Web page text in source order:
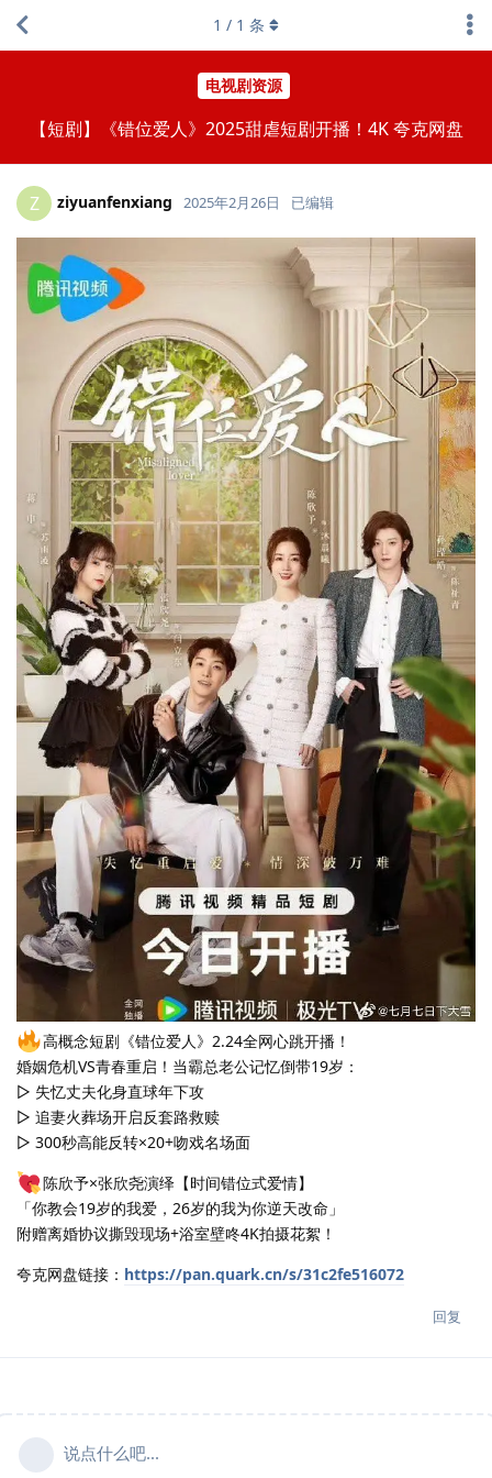
电视剧资源
【短剧】《错位爱人》2025甜虐短剧开播！4K 夸克网盘
1 / 1 条
Z ziyuanfenxiang 2025年2月26日 已编辑
高概念短剧《错位爱人》2.24全网心跳开播！
婚姻危机VS青春重启！当霸总老公记忆倒带19岁：
▷ 失忆丈夫化身直球年下攻
▷ 追妻火葬场开启反套路救赎
▷ 300秒高能反转×20+吻戏名场面
陈欣予×张欣尧演绎【时间错位式爱情】
「你教会19岁的我爱，26岁的我为你逆天改命」
附赠离婚协议撕毁现场+浴室壁咚4K拍摄花絮！
夸克网盘链接： https://pan.quark.cn/s/31c2fe516072
回复
说点什么吧...